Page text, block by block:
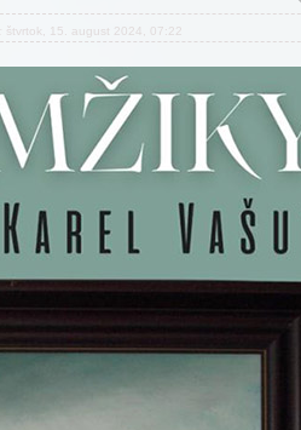
štvrtok, 15. august 2024, 07:22